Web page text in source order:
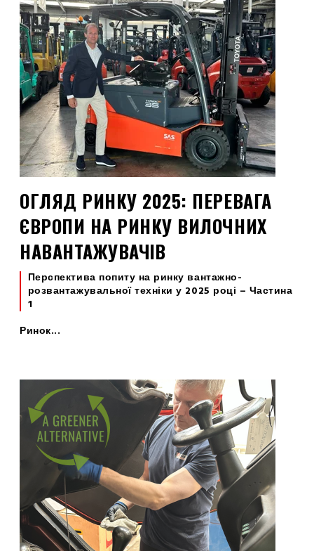
ОГЛЯД РИНКУ 2025: ПЕРЕВАГА
ЄВРОПИ НА РИНКУ ВИЛОЧНИХ
НАВАНТАЖУВАЧІВ
Перспектива попиту на ринку вантажно-
розвантажувальної техніки у 2025 році – Частина
1
Ринок...